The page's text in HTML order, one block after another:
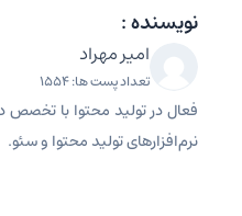
نویسنده :
امیر مهراد
تعداد پست ها: 1554
فعال در تولید محتوا با تخصص
نرم‌افزارهای تولید محتوا و سئو.